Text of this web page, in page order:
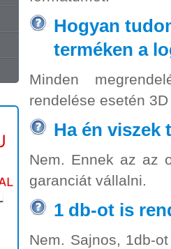
Hogyan
terméken a
Minden
rendelése esetén
Ha én viszek
Nem. Ennek az az
garanciát vállalni.
1 db-ot is
Nem. Sajnos, 1db-